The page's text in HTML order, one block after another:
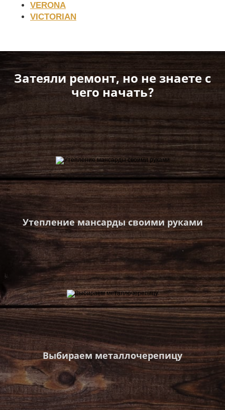
VERONA
VICTORIAN
Затеяли ремонт, но не знаете с
чего начать?
Утепление мансарды своими руками
Выбираем металлочерепицу